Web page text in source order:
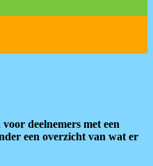
deelnemers met een
een overzicht van wat er